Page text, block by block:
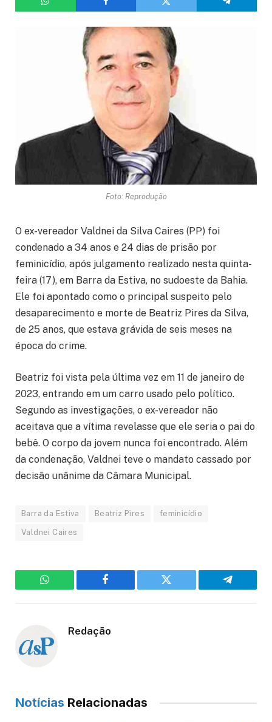
Foto: Reprodução
O ex-vereador Valdnei da Silva Caires (PP) foi
condenado a 34 anos e 24 dias de prisão por
feminicídio, após julgamento realizado nesta quinta-
feira (17), em Barra da Estiva, no sudoeste da Bahia.
Ele foi apontado como o principal suspeito pelo
desaparecimento e morte de Beatriz Pires da Silva,
de 25 anos, que estava grávida de seis meses na
época do crime.
Beatriz foi vista pela última vez em 11 de janeiro de
2023, entrando em um carro usado pelo político.
Segundo as investigações, o ex-vereador não
aceitava que a vítima revelasse que ele seria o pai do
bebê. O corpo da jovem nunca foi encontrado. Além
da condenação, Valdnei teve o mandato cassado por
decisão unânime da Câmara Municipal.
Barra da Estiva Beatriz Pires feminicídio
Valdnei Caires
WhatsApp Facebook Twitter Telegram
Redação
Notícias Relacionadas